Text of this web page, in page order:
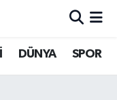
DÜNYA SPOR